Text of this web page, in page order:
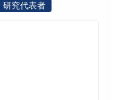
研究代表者